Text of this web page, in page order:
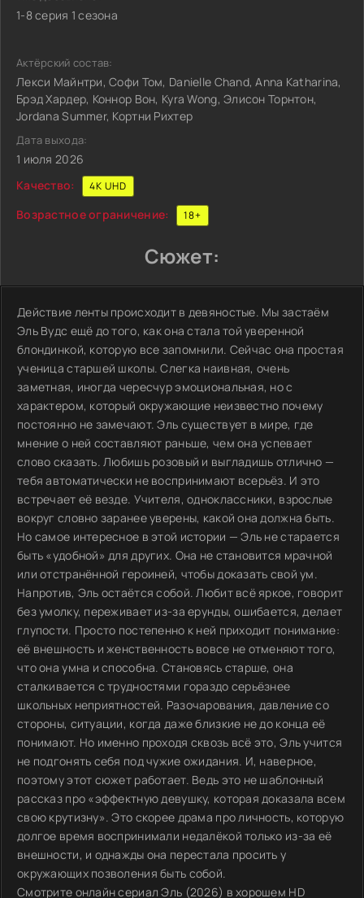
1-8 серия 1 сезона
Актёрский состав:
Лекси Майнтри, Софи Том, Danielle Chand, Anna Katharina,
Брэд Хардер, Коннор Вон, Kyra Wong, Элисон Торнтон,
Jordana Summer, Кортни Рихтер
Дата выхода:
1 июля 2026
Качество:
4K UHD
Возрастное ограничение: 18+
Сюжет:
Действие ленты происходит в девяностые. Мы застаём
Эль Вудс ещё до того, как она стала той уверенной
блондинкой, которую все запомнили. Сейчас она простая
ученица старшей школы. Слегка наивная, очень
заметная, иногда чересчур эмоциональная, но с
характером, который окружающие неизвестно почему
постоянно не замечают. Эль существует в мире, где
мнение о ней составляют раньше, чем она успевает
слово сказать. Любишь розовый и выгладишь отлично —
тебя автоматически не воспринимают всерьёз. И это
встречает её везде. Учителя, одноклассники, взрослые
вокруг словно заранее уверены, какой она должна быть.
Но самое интересное в этой истории — Эль не старается
быть «удобной» для других. Она не становится мрачной
или отстранённой героиней, чтобы доказать свой ум.
Напротив, Эль остаётся собой. Любит всё яркое, говорит
без умолку, переживает из-за ерунды, ошибается, делает
глупости. Просто постепенно к ней приходит понимание:
её внешность и женственность вовсе не отменяют того,
что она умна и способна. Становясь старше, она
сталкивается с трудностями гораздо серьёзнее
школьных неприятностей. Разочарования, давление со
стороны, ситуации, когда даже близкие не до конца её
понимают. Но именно проходя сквозь всё это, Эль учится
не подгонять себя под чужие ожидания. И, наверное,
поэтому этот сюжет работает. Ведь это не шаблонный
рассказ про «эффектную девушку, которая доказала всем
свою крутизну». Это скорее драма про личность, которую
долгое время воспринимали недалёкой только из-за её
внешности, и однажды она перестала просить у
окружающих позволения быть собой.
Смотрите онлайн сериал Эль (2026) в хорошем HD